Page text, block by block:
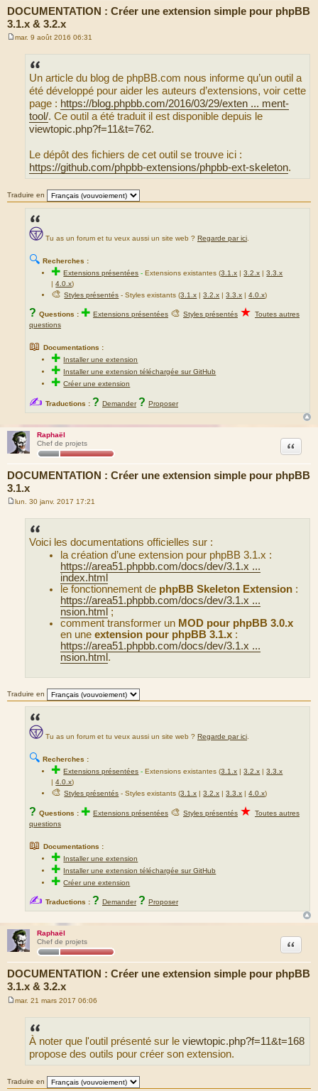
DOCUMENTATION : Créer une extension simple pour phpBB
3.1.x & 3.2.x
mar. 9 août 2016 06:31
Un article du blog de phpBB.com nous informe qu’un outil a
été développé pour aider les auteurs d’extensions, voir cette
page : https://blog.phpbb.com/2016/03/29/exten ... ment-
tool/. Ce outil a été traduit il est disponible depuis le
viewtopic.php?f=11&t=762.
Le dépôt des fichiers de cet outil se trouve ici :
https://github.com/phpbb-extensions/phpbb-ext-skeleton.
Traduire en
Tu as un forum et tu veux aussi un site web ? Regarde par ici
🔍 Recherches :
✚Extensions présentées -Extensions existantes (3.1.x |3.2.x |3.3.x
|4.0.x)
🎨Styles présentés - Styles existants (3.1.x |3.2.x |3.3.x |4.0.x)
? Questions : ✚ Extensions présentées 🎨 Styles présentés ★ Toutes autres
questions
📖 Documentations :
✚ Installer une extension
✚ Installer une extension téléchargée sur GitHub
✚Créer une extension
✍ Traductions : ? Demander ? Proposer
Raphaël
Chef de projets
DOCUMENTATION : Créer une extension simple pour phpBB
3.1.x
Citation
lun. 30 janv. 2017 17:21
Voici les documentations officielles sur :
la création d’une extension pour phpBB 3.1.x :
https://area51.phpbb.com/docs/dev/3.1.x ...
index.html
le fonctionnement de phpBB Skeleton Extension :
https://area51.phpbb.com/docs/dev/3.1.x ...
nsion.html ;
comment transformer un MOD pour phpBB 3.0.x
en uneextension pour phpBB 3.1.x :
https://area51.phpbb.com/docs/dev/3.1.x ...
nsion.html .
Traduire en
Tu as un forum et tu veux aussi un site web ? Regarde par ici.
🔍 Recherches :
✚Extensions présentées - Extensions existantes (3.1.x |3.2.x |3.3.x
|4.0.x)
🎨Styles présentés - Styles existants (3.1.x |3.2.x |3.3.x |4.0.x)
? Questions : ✚ Extensions présentées 🎨 Styles présentés ★ Toutes autres
questions
📖 Documentations :
✚ Installer une extension
✚ Installer une extension téléchargée sur GitHub
✚Créer une extension
✍ Traductions : ? Demander ? Proposer
Raphaël
Chef de projets
DOCUMENTATION : Créer une extension simple pour phpBB
3.1.x & 3.2.x
Citation
mar. 21 mars 2017 06:06
À noter que l'outil présenté sur le viewtopic.php?f=11&t=168
propose des outils pour créer son extension.
Traduire en